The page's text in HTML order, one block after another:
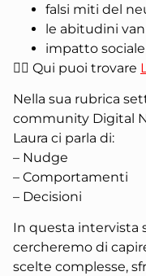
falsi miti del
le abitudini
impatto
👉🏻 Qui puoi trovare
Nella sua rubrica
community Digital
Laura ci parla di:
– Nudge
– Comportamenti
– Decisioni
In questa intervista
cercheremo di
scelte complesse,